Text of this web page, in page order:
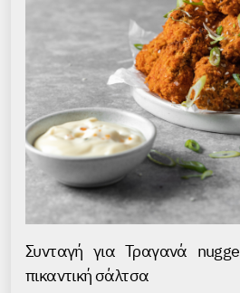
Συνταγή για Τραγανά
πικαντική σάλτσα